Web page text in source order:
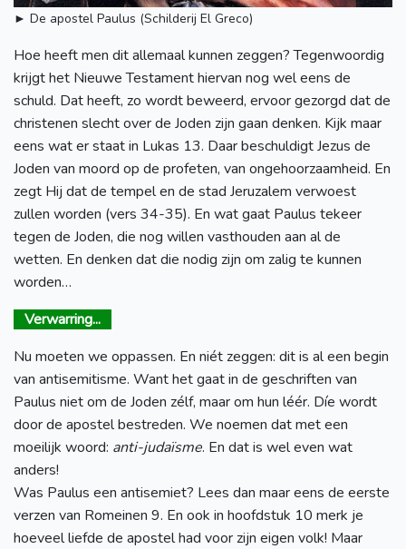
► De apostel Paulus (Schilderij El Greco)
Hoe heeft men dit allemaal kunnen zeggen? Tegenwoordig
krijgt het Nieuwe Testament hiervan nog wel eens de
schuld. Dat heeft, zo wordt beweerd, ervoor gezorgd dat de
christenen slecht over de Joden zijn gaan denken. Kijk maar
eens wat er staat in Lukas 13. Daar beschuldigt Jezus de
Joden van moord op de profeten, van ongehoorzaamheid. En
zegt Hij dat de tempel en de stad Jeruzalem verwoest
zullen worden (vers 34-35). En wat gaat Paulus tekeer
tegen de Joden, die nog willen vasthouden aan al de
wetten. En denken dat die nodig zijn om zalig te kunnen
worden…
Verwarring...
Nu moeten we oppassen. En niét zeggen: dit is al een begin
van antisemitisme. Want het gaat in de geschriften van
Paulus niet om de Joden zélf, maar om hun léér. Díe wordt
door de apostel bestreden. We noemen dat met een
moeilijk woord: anti-judaïsme. En dat is wel even wat
anders!
Was Paulus een antisemiet? Lees dan maar eens de eerste
verzen van Romeinen 9. En ook in hoofdstuk 10 merk je
hoeveel liefde de apostel had voor zijn eigen volk! Maar